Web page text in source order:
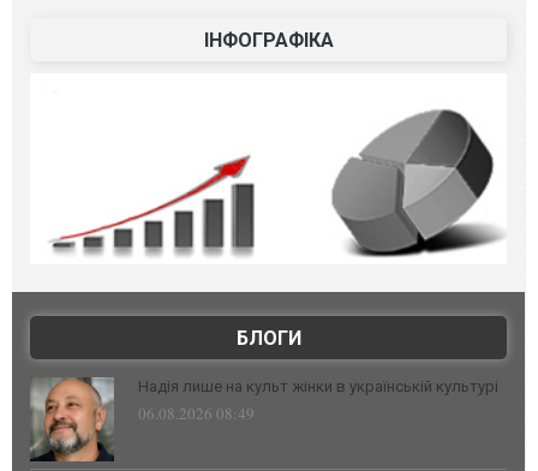
ІНФОГРАФІКА
БЛОГИ
Надія лише на культ жінки в українській культурі
06.08.2026 08:49